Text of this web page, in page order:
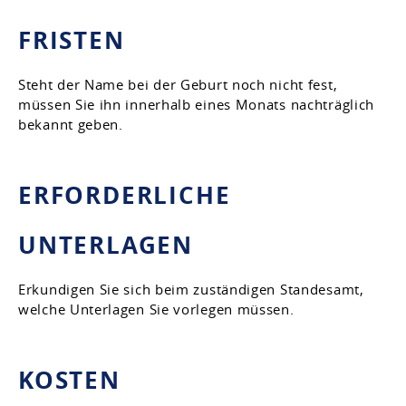
FRISTEN
Steht der Name bei der Geburt noch nicht fest,
müssen Sie ihn innerhalb eines Monats nachträglich
bekannt geben.
ERFORDERLICHE
UNTERLAGEN
Erkundigen Sie sich beim zuständigen Standesamt,
welche Unterlagen Sie vorlegen müssen.
KOSTEN